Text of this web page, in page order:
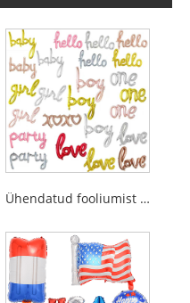
Ühendatud fooliumist õhupall